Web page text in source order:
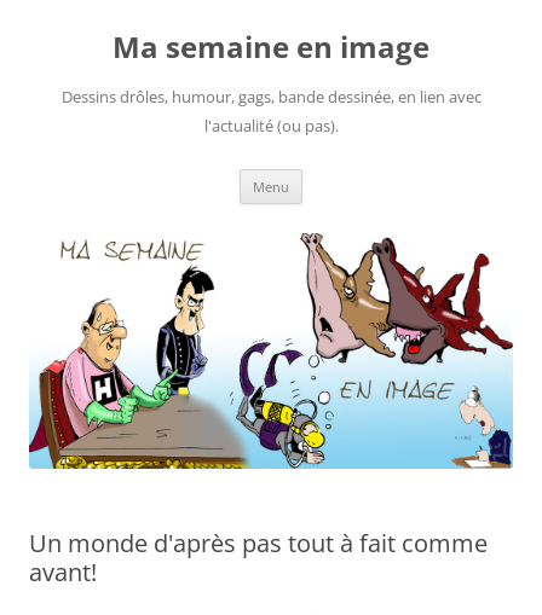
Ma semaine en image
Dessins drôles, humour, gags, bande dessinée, en lien avec
l'actualité (ou pas).
Menu
Un monde d'après pas tout à fait comme
avant!